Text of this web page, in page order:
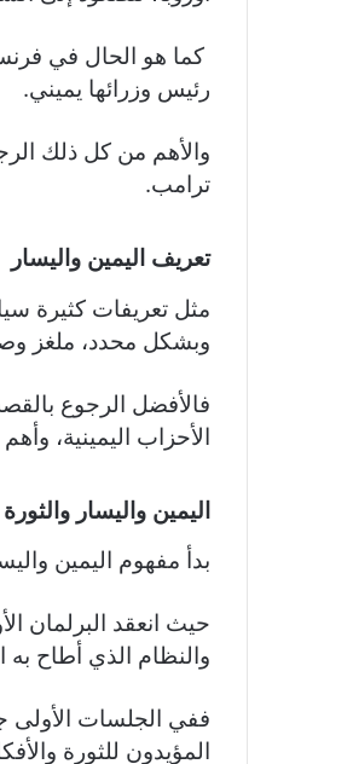
كما هو الحال في
رئيس وزرائها يميني.
والأهم من كل ذلك
ترامب.
تعريف اليمين واليسار
مثل تعريفات كثيرة
وبشكل محدد، ملغز
فالأفضل الرجوع
الأحزاب اليمينية،
اليمين واليسار
بدأ مفهوم اليمين واليسار من القرن
حيث انعقد البرلمان
والنظام الذي أطاح به
ففي الجلسات
المؤيدون للثورة